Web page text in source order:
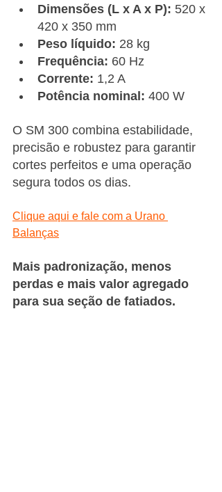
Dimensões (L x A x P): 520 x
420 x 350 mm
Peso líquido: 28 kg
Frequência: 60 Hz
Corrente: 1,2 A
Potência nominal: 400 W
O SM 300 combina estabilidade,
precisão e robustez para garantir
cortes perfeitos e uma operação
segura todos os dias.
Clique aqui e fale com a Urano
Balanças
Mais padronização, menos
perdas e mais valor agregado
para sua seção de fatiados.